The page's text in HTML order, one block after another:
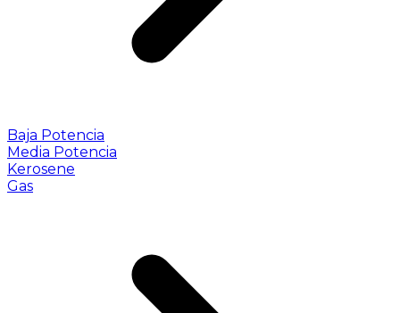
Baja Potencia
Media Potencia
Kerosene
Gas